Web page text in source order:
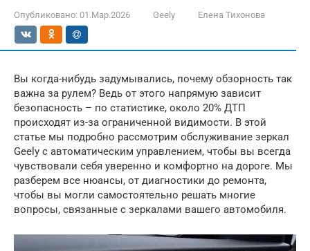
Опубликовано: 01.Мар.2026 Geely Елена Тихонова
Вы когда-нибудь задумывались, почему обзорность так
важна за рулем? Ведь от этого напрямую зависит
безопасность – по статистике, около 20% ДТП
происходят из-за ограниченной видимости. В этой
статье мы подробно рассмотрим обслуживание зеркал
Geely с автоматическим управлением, чтобы вы всегда
чувствовали себя уверенно и комфортно на дороге. Мы
разберем все нюансы, от диагностики до ремонта,
чтобы вы могли самостоятельно решать многие
вопросы, связанные с зеркалами вашего автомобиля.